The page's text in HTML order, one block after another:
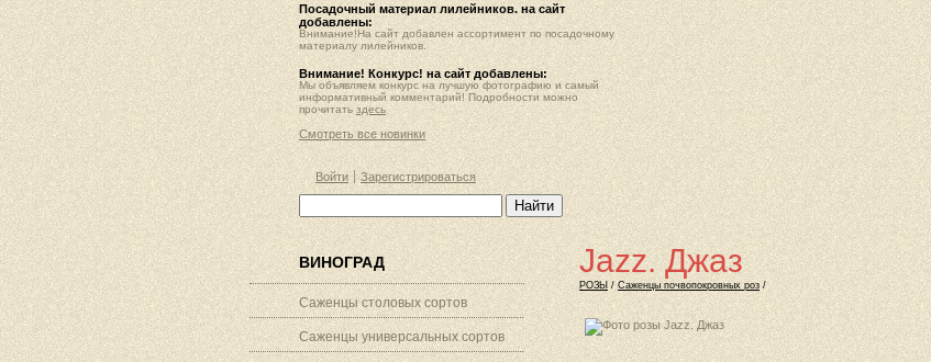
Посадочный материал лилейников. на сайт
добавлены:
Внимание!На сайт добавлен ассортимент по посадочному
материалу лилейников.
Внимание! Конкурс! на сайт добавлены:
Мы объявляем конкурс на лучшую фотографию и самый
информативный комментарий! Подробности можно
прочитать здесь
Смотреть все новинки
Войти Зарегистрироваться
ВИНОГРАД
Саженцы столовых сортов
Саженцы универсальных сортов
Jazz. Джаз
РОЗЫ /Саженцы почвопокровных роз /